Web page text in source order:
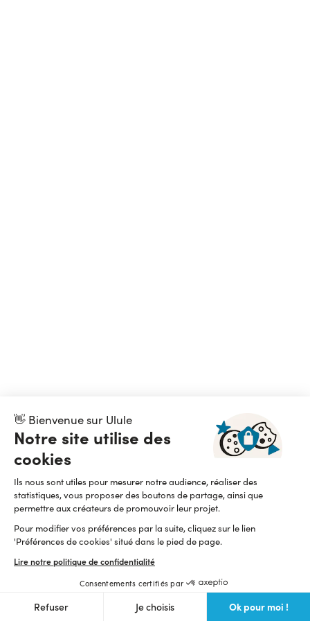
👋 Bienvenue sur Ulule
Notre site utilise des
cookies
Ils nous sont utiles pour mesurer notre audience, réaliser des
statistiques, vous proposer des boutons de partage, ainsi que
permettre aux créateurs de promouvoir leur projet.
Pour modifier vos préférences par la suite, cliquez sur le lien
'Préférences de cookies' situé dans le pied de page.
Lire notre politique de confidentialité
Consentements certifiés par
Refuser Je choisis Ok pour moi !